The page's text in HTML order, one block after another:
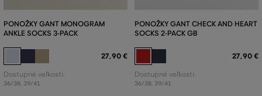
PONOŽKY GANT MONOGRAM
ANKLE SOCKS 3-PACK
27,90 €
Dostupné veľkosti:
36/38, 39/41
PONOŽKY GANT CHECK AND HEART
SOCKS 2-PACK GB
27,90 €
Dostupné veľkosti:
36/38, 39/41